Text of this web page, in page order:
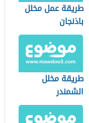
طريقة عمل مخلل
باذنجان
طريقة مخلل
الشمندر